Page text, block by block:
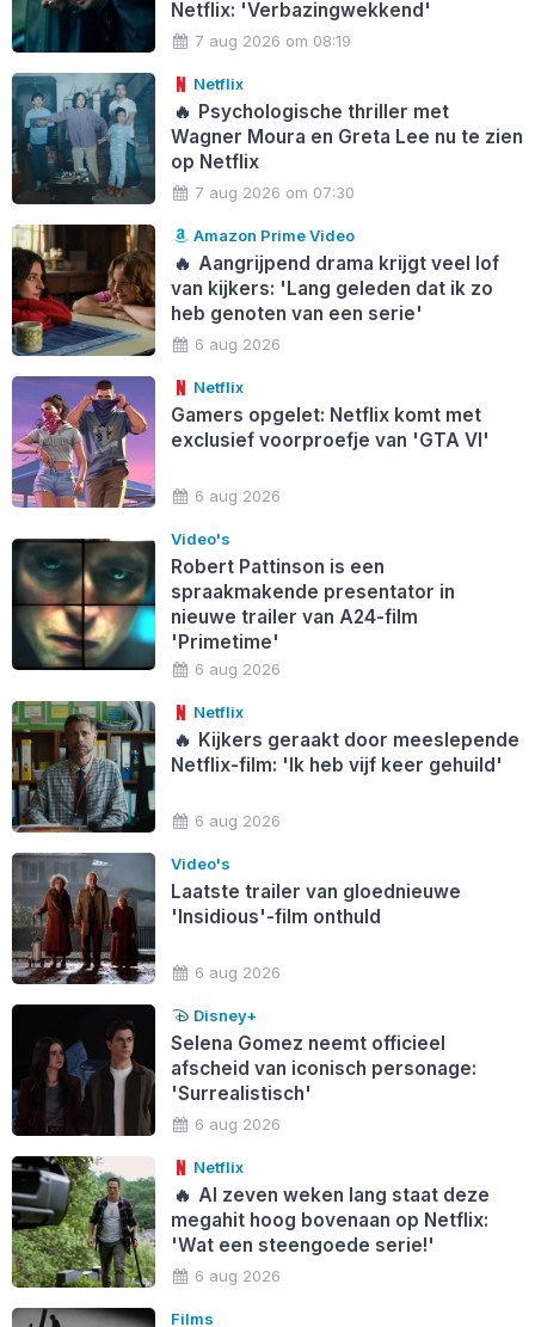
Netflix: 'Verbazingwekkend'
7 aug 2026 om 08:19
Netflix
🔥 Psychologische thriller met
Wagner Moura en Greta Lee nu te zien
op Netflix
7 aug 2026 om 07:30
Amazon Prime Video
🔥 Aangrijpend drama krijgt veel lof
van kijkers: 'Lang geleden dat ik zo
heb genoten van een serie'
6 aug 2026
Netflix
Gamers opgelet: Netflix komt met
exclusief voorproefje van 'GTA VI'
6 aug 2026
Video's
Robert Pattinson is een
spraakmakende presentator in
nieuwe trailer van A24-film
'Primetime'
6 aug 2026
Netflix
🔥 Kijkers geraakt door meeslepende
Netflix-film: 'Ik heb vijf keer gehuild'
6 aug 2026
Video's
Laatste trailer van gloednieuwe
'Insidious'-film onthuld
6 aug 2026
Disney+
Selena Gomez neemt officieel
afscheid van iconisch personage:
'Surrealistisch'
6 aug 2026
Netflix
🔥 Al zeven weken lang staat deze
megahit hoog bovenaan op Netflix:
'Wat een steengoede serie!'
6 aug 2026
Films